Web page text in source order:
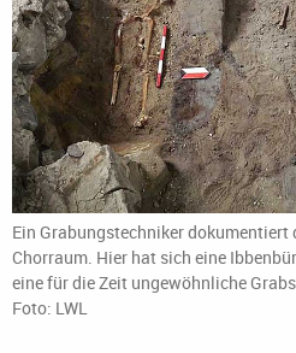
Ein Grabungstechniker
Chorraum. Hier hat sich eine
eine für die Zeit ungewöhnliche
Foto: LWL